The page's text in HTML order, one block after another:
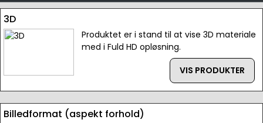
3D
Produktet er i stand til at vise 3D materiale
med i Fuld HD opløsning.
VIS PRODUKTER
Billedformat (aspekt forhold)